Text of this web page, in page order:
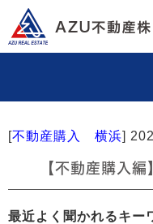
[不動産購入 横浜]
【不動産購入編
最近よく聞かれるキー